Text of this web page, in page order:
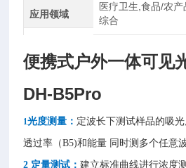
应用领域
医疗卫生,食品/农产
综合
便携式户外一体可见
DH-B5Pro
1光度测量 ： 定波长下测试样品的吸光
透过率（B5)和能量 同时测多个任意
2 定量测试：建立标准曲线进行浓度